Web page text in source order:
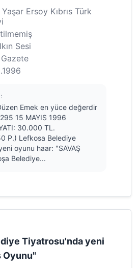
Ersoy Kıbrıs Türk
Sesi
Gazete
Emek en yüce değerdir
15 MAYIS 1996
30.000 TL.
P.) Lefkosa Belediye
oyunu haar: "SAVAŞ
Belediye...
Tiyatrosu'nda yeni
Oyunu"